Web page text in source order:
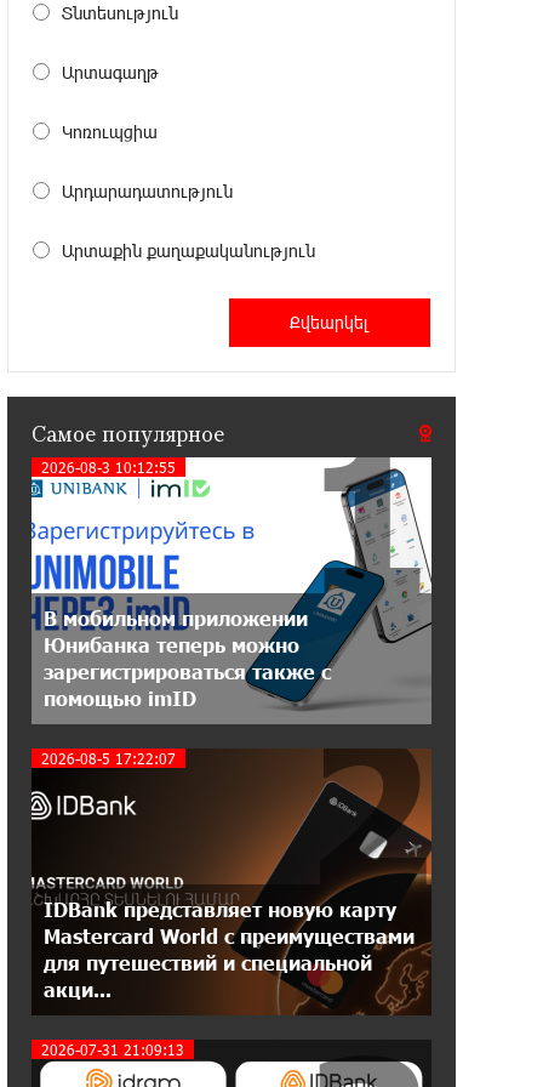
электростанция мощностью 15 кВт
20:50:22 22-07-2026
«Давидбекских играх»:
Кругом война. А вас вводят в
15:44:07 17-07-2026
До 25% idcoin-ов при покупке
авиабилетов Flyone: Idram&IDBank
11:30:15 17-07-2026
Ucom и Microsoft Innovation Center
помогают школьникам развивать
навыки кибербезопасности
При поддержке Ucom в Шенаване
установлена солнечная станция
мощностью 10 кВт
20:31:19 14-07-2026
Юнибанк разыграет поездку в
Италию среди новых держателей
карт Mastercard World «Travel»
Москва–Баку: есть разногласия, но
связи сохраняются. А мы что
Տնտեսություն
Արտագաղթ
Կոռուպցիա
Արդարադատություն
Արտաքին քաղաքականություն
Самое популярное
2026-08-3 10:12:55
В мобильном приложении
Юнибанка теперь можно
зарегистрироваться также с
помощью imID
1
2026-08-5 17:22:07
IDBank представляет новую карту
Mastercard World с преимуществами
для путешествий и специальной
акци...
2
2026-07-31 21:09:13